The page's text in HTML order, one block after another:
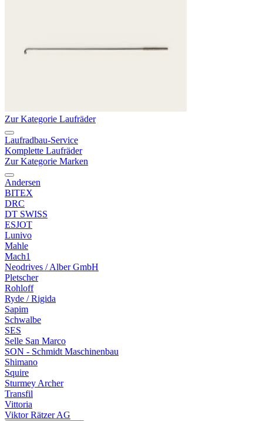
Zur Kategorie Laufräder
Laufradbau-Service
Komplette Laufräder
Zur Kategorie Marken
Andersen
BITEX
DRC
DT SWISS
ESJOT
Lunivo
Mahle
Mach1
Neodrives / Alber GmbH
Pletscher
Rohloff
Ryde / Rigida
Sapim
Schwalbe
SES
Selle San Marco
SON - Schmidt Maschinenbau
Shimano
Squire
Sturmey Archer
Transfil
Vittoria
Viktor Rätzer AG